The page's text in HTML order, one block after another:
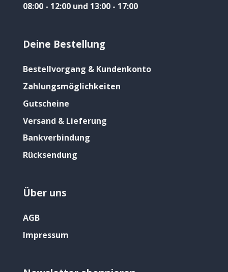
08:00 - 12:00 und 13:00 - 17:00
Deine Bestellung
Bestellvorgang & Kundenkonto
Zahlungsmöglichkeiten
Gutscheine
Versand & Lieferung
Bankverbindung
Rücksendung
Über uns
AGB
Impressum